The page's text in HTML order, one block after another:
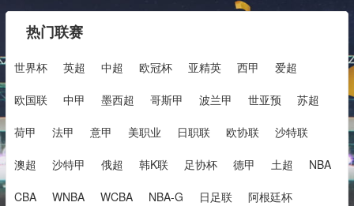
热门联赛
世界杯 英超 中超 欧冠杯 亚精英 西甲 爱超
欧国联 中甲 墨西超 哥斯甲 波兰甲 世亚预 苏超
荷甲 法甲 意甲 美职业 日职联 欧协联 沙特联
澳超 沙特甲 俄超 韩K联 足协杯 德甲 土超 NBA
CBA WNBA WCBA NBA-G 日足联 阿根廷杯